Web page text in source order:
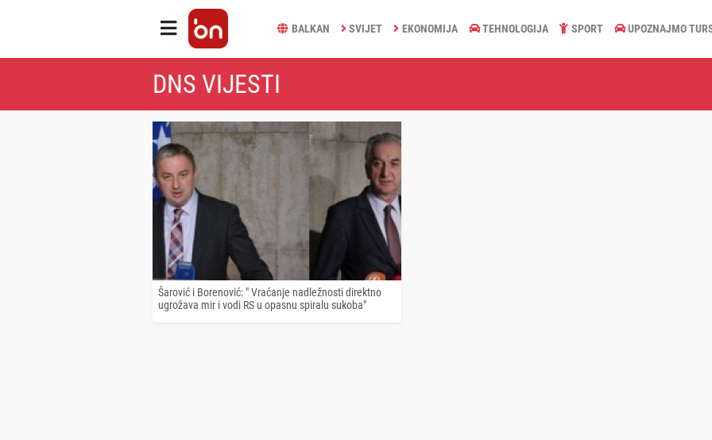
BALKAN SVIJET EKONOMIJA TEHNOLOGIJA SPORT UPOZNAJMO
DNS VIJESTI
Šarović i Borenović: " Vraćanje nadležnosti direktno
ugrožava mir i vodi RS u opasnu spiralu sukoba"